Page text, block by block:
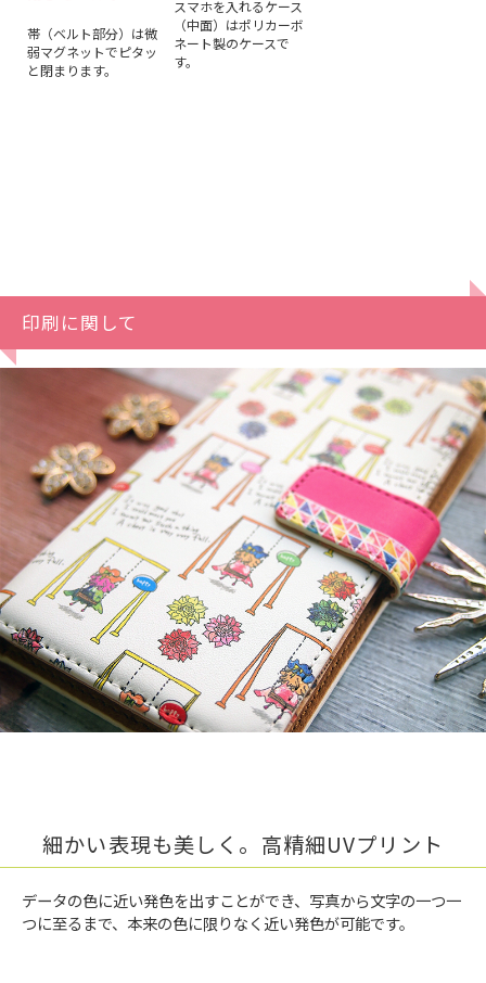
帯（ベルト部分）は微
弱マグネットでピタッ
と閉まります。
スマホを入れるケース
（中面）はポリカーボ
ネート製のケースで
す。
印刷に関して
細かい表現も美しく。高精細UVプリント
データの色に近い発色を出すことができ、写真から文字の一つ一
つに至るまで、本来の色に限りなく近い発色が可能です。